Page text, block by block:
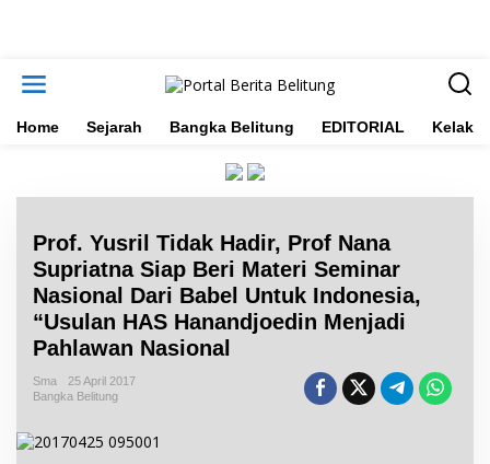
Home Sejarah Bangka Belitung EDITORIAL Kelakar
Prof. Yusril Tidak Hadir, Prof Nana
Supriatna Siap Beri Materi Seminar
Nasional Dari Babel Untuk Indonesia,
“Usulan HAS Hanandjoedin Menjadi
Pahlawan Nasional
Sma
25 April 2017
Bangka Belitung